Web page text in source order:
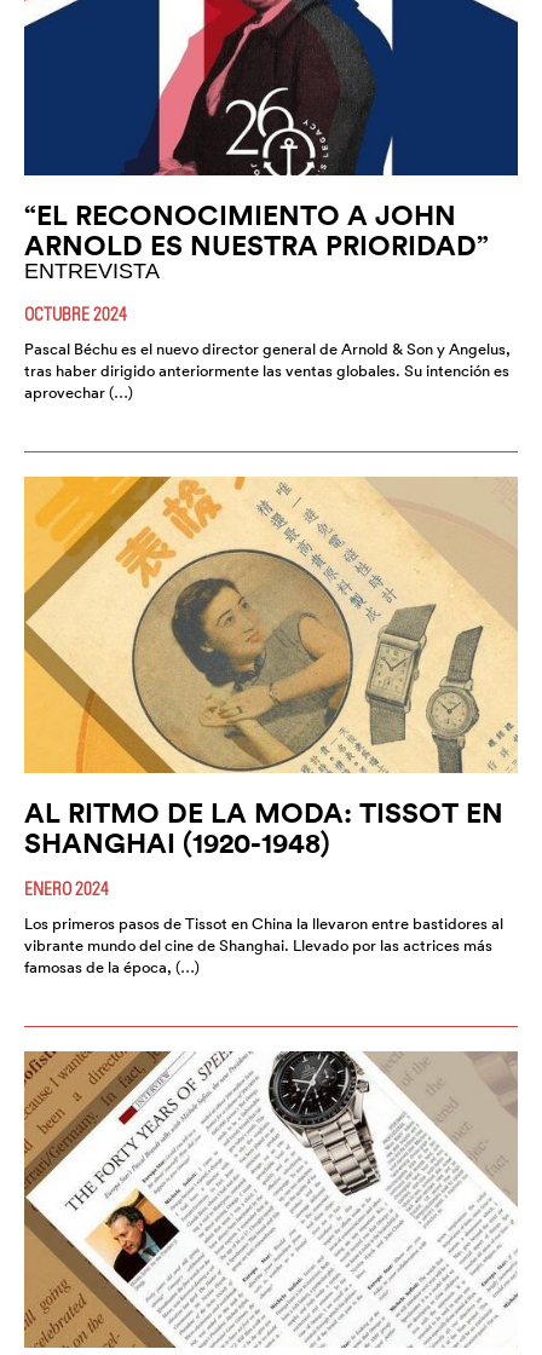
“EL RECONOCIMIENTO A JOHN
ARNOLD ES NUESTRA PRIORIDAD”
ENTREVISTA
OCTUBRE 2024
Pascal Béchu es el nuevo director general de Arnold & Son y Angelus,
tras haber dirigido anteriormente las ventas globales. Su intención es
aprovechar (…)
AL RITMO DE LA MODA: TISSOT EN
SHANGHAI (1920-1948)
ENERO 2024
Los primeros pasos de Tissot en China la llevaron entre bastidores al
vibrante mundo del cine de Shanghai. Llevado por las actrices más
famosas de la época, (…)